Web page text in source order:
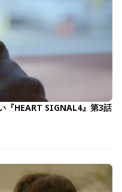
『HEART SIGNAL4』第3話